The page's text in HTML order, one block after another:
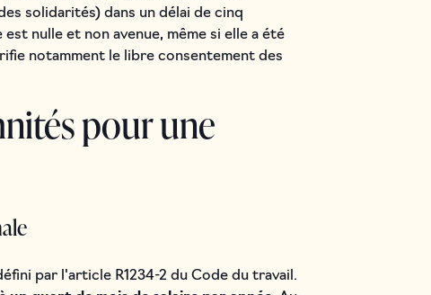
solidarités) dans un délai de cinq
nulle et non avenue, même si elle a été
notamment le libre consentement des
pour une
par l'article R1234-2 du Code du travail.